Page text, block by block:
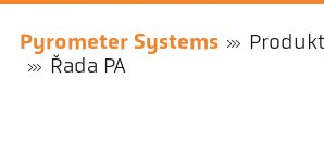
Pyrometer Systems
Řada PA